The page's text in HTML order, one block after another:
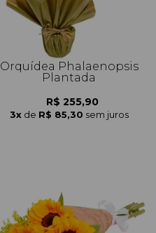
Orquídea Phalaenopsis
Plantada
R$ 255,90
3x de R$ 85,30 sem juros